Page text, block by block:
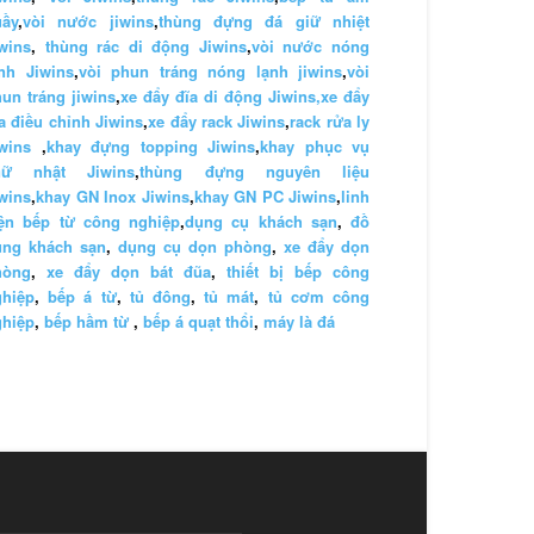
,vòi nước jiwins,thùng đựng đá giữ nhiệt
, thùng rác di động Jiwins,vòi nước nóng
Jiwins,vòi phun tráng nóng lạnh jiwins,vòi
tráng jiwins,xe đẩy đĩa di động Jiwins,xe đẩy
điều chỉnh Jiwins,xe đẩy rack Jiwins,rack rửa ly
,khay đựng topping Jiwins,khay phục vụ
nhật Jiwins,thùng đựng nguyên liệu
,khay GN Inox Jiwins,khay GN PC Jiwins,linh
bếp từ công nghiệp,dụng cụ khách sạn, đồ
khách sạn, dụng cụ dọn phòng, xe đẩy dọn
, xe đẩy dọn bát đũa, thiết bị bếp công
,bếp á từ, tủ đông,tủ mát, tủ cơm công
, bếp hầm từ , bếp á quạt thổi, máy là đá